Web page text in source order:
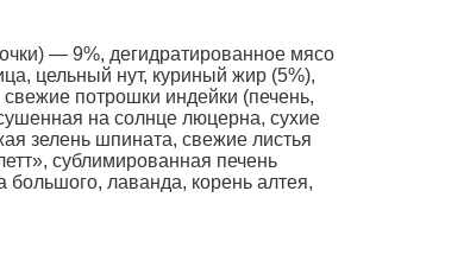
— 9%, дегидратированное мясо
цельный нут, куриный жир (5%),
потрошки индейки (печень,
на солнце люцерна, сухие
зелень шпината, свежие листья
сублимированная печень
большого, лаванда, корень алтея,